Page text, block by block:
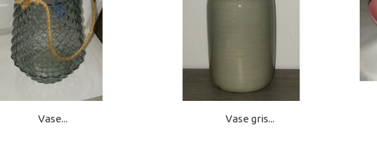
Vase... Vase gris...